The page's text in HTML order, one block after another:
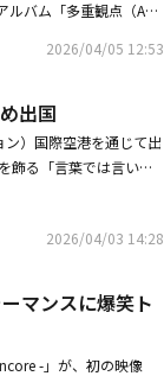
叫び声が響き渡り、秋
ム・ジョングクの腕を
期待を同時に高めた。
落ち、癒しの旅の途中
ョングク、D-LITEがパ
姿で、200％の純粋な
る彼らの本能に忠実な
テージで世界を魅了！
ター大集結！パク・ソ
フンミンと会い、熱く
とソン・フンミンは、
るG-DRAGONの前で
4アシストを記録し、リ
米国カリフォルニア州
ルバム「多重観点（AN
たT.O.Pの新たな出発を
DADA」以来、13年
」と「DESPERADO」
BIGBANG復帰に関連
年を迎えたBIGBANG
たちの期待を高めてい
2026/04/05 12:53
出国
）国際空港を通じて出
飾る「言葉では言い表
2026/04/03 14:28
マンスに爆笑ト
-」が、初の映像